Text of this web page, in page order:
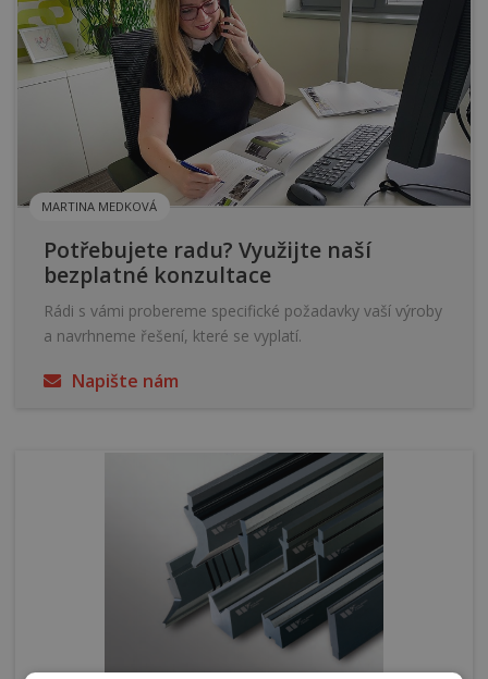
MARTINA MEDKOVÁ
Potřebujete radu? Využijte naší
bezplatné konzultace
Rádi s vámi probereme specifické požadavky vaší výroby
a navrhneme řešení, které se vyplatí.
Napište nám